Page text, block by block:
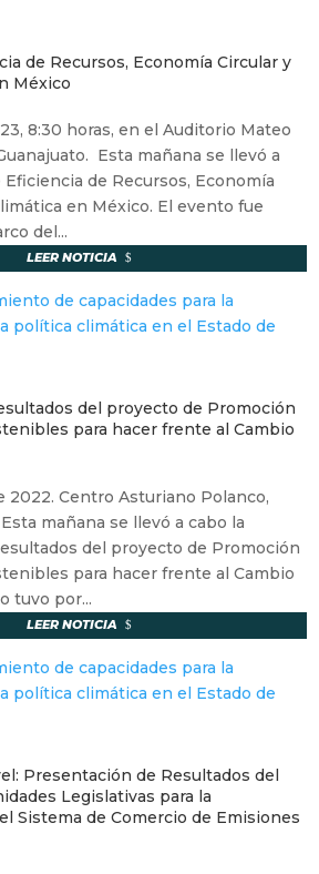
de Recursos, Economía Circular y
México
8:30 horas, en el Auditorio Mateo
Esta mañana se llevó a
de Recursos, Economía
en México. El evento fue
del...
LEER NOTICIA
del proyecto de Promoción
para hacer frente al Cambio
2022. Centro Asturiano Polanco,
mañana se llevó a cabo la
del proyecto de Promoción
para hacer frente al Cambio
tuvo por...
LEER NOTICIA
Presentación de Resultados del
Legislativas para la
Sistema de Comercio de Emisiones